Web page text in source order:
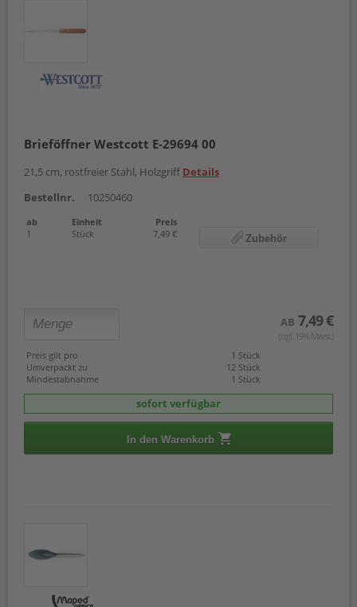
Brieföffner Westcott E-29694 00
21,5 cm, rostfreier Stahl, Holzgriff Details
Bestellnr.
10250460
ab Einheit
Preis
1
Stück 7,49 € Zubehör
AB 7,49 €
(zzgl. 19% Mwst.)
Preis gilt pro
1 Stück
Umverpackt zu
12 Stück
Mindestabnahme
1 Stück
sofort verfügbar
In den Warenkorb